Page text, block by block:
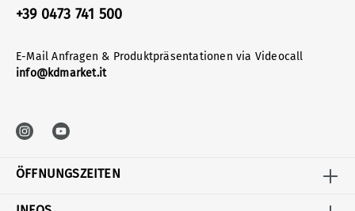
+39 0473 741 500
E-Mail Anfragen & Produktpräsentationen via Videocall
info@kdmarket.it
ÖFFNUNGSZEITEN